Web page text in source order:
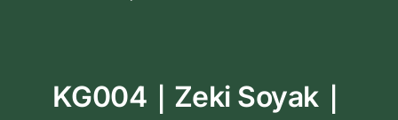
Biyografi
KG004｜Zeki Soyak｜